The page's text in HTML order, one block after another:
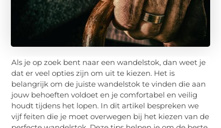
Als je op zoek bent naar een wandelstok, dan weet je
dat er veel opties zijn om uit te kiezen. Het is
belangrijk om de juiste wandelstok te vinden die aan
jouw behoeften voldoet en je comfortabel en veilig
houdt tijdens het lopen. In dit artikel bespreken we
vijf feiten die je moet overwegen bij het kiezen van de